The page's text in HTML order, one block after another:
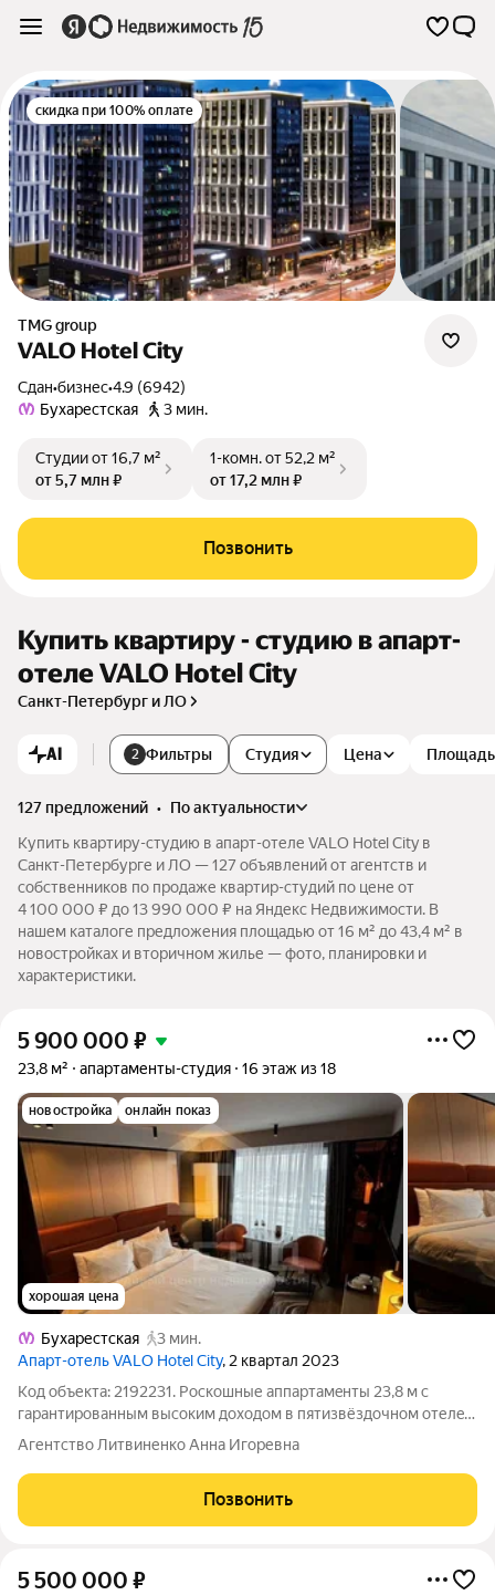
скидка при 100% оплате
TMG group
VALO Hotel City
Сдан•бизнес•4.9 (6942)
Бухарестская
3 мин.
Студииот 16,7 м²
от 5,7 млн ₽
1-комн.от 52,2 м²
от 17,2 млн ₽
Позвонить
Купить квартиру - студию в апарт-
отеле VALO Hotel City
Санкт-Петербург и ЛО
AI 2 Фильтры Студия Цена Площадь
127 предложений •
по актуальности
Купить квартиру-студию в апарт-отеле VALO Hotel City в
Санкт-Петербурге и ЛО — 127 объявлений от агентств и
собственников по продаже квартир-студий по цене от
4 100 000 ₽ до 13 990 000 ₽ на Яндекс Недвижимости. В
нашем каталоге предложения площадью от 16 м² до 43,4 м² в
новостройках и вторичном жилье — фото, планировки и
характеристики.
5 900 000 ₽
23,8 м² апартаменты-студия 16 этаж из 18
новостройка онлайн показ
хорошая цена
Бухарестская
3 мин.
Апарт-отель VALO Hotel City, 2 квартал 2023
Код объекта: 2192231. Роскошные aппaртaмeнты 23,8 м c
гapантиpoвaнным высоким доходом в пятизвёздочном oтелe
VALO Mercurе у мeтро Буxaреcтская! ПРО АППАРТАМЕНТ:
Общая площадь: 23,8 м Высокие 3-х метровые потолки
обеспечат ощущение комфорта и достатка
Агентство Литвиненко Анна Игоревна
Позвонить
5 500 000 ₽